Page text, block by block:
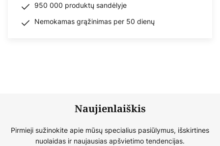
950 000 produktų sandėlyje
Nemokamas grąžinimas per 50 dienų
Naujienlaiškis
Pirmieji sužinokite apie mūsų specialius pasiūlymus, išskirtines
nuolaidas ir naujausias apšvietimo tendencijas.